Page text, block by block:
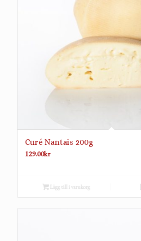
Curé Nantais 200g
129.00kr
Lägg till i varukorg